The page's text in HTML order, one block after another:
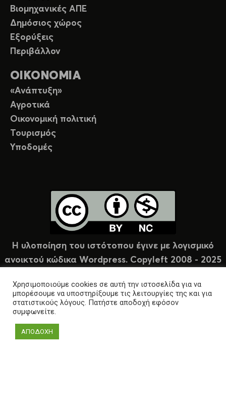
Βιομηχανικές ΑΠΕ
Δημόσιος χώρος
Εξορύξεις
Περιβάλλον
ΟΙΚΟΝΟΜΙΑ
«Ανάπτυξη»
Αγροτικά
Οικονομική πολιτική
Τουρισμός
Υποδομές
Η υλοποίηση του ιστότοπου έγινε με λογισμικό
ανοικτού κώδικα Wordpress. Copyleft 2008 - 2025
Χρησιμοποιούμε cookies σε αυτή την ιστοσελίδα για να
μπορέσουμε να υποστηρίξουμε τις λειτουργίες της και για
στατιστικούς λόγους. Πατήστε αποδοχή εφόσον
συμφωνείτε.
ΑΠΟΔΟΧΗ